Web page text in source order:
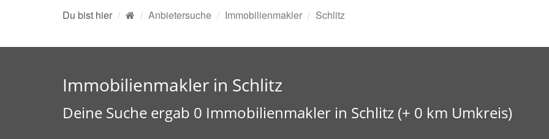
Du bist hier Anbietersuche Immobilienmakler Schlitz
Immobilienmakler in Schlitz
Deine Suche ergab 0 Immobilienmakler in Schlitz (+ 0 km Umkreis)